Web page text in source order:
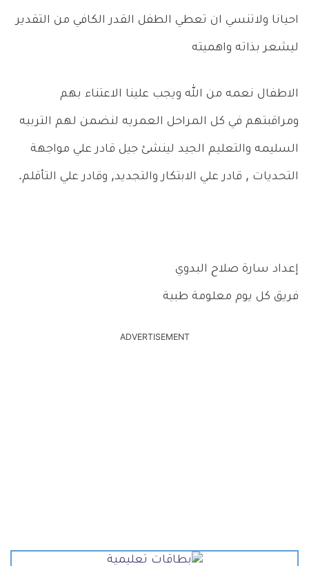
احيانا ولاتنسي ان تعطي الطفل القدر الكافي من التقدير
ليشعر بذاته واهميته
الاطفال نعمه من الله ويجب علينا الاعتناء بهم
ومراقبتهم في كل المراحل العمريه لنضمن لهم التربيه
السليمه والتعليم الجيد لينشئ جيل قادر علي مواجهة
التحديات , قادر علي الابتكار والتجديد, وقادر علي التأقلم.
إعداد سارة صلاح البدوي
فريق كل يوم معلومة طبية
ADVERTISEMENT